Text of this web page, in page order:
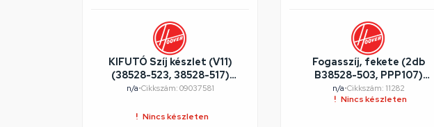
KIFUTÓ Szíj készlet (V11)
(38528-523, 38528-517)
HOOVER pl.:U5080 porszívó
n/a•Cikkszám: 09037581
Nincs készleten
Fogasszíj, fekete (2db
B38528-503, PPP107)
HOOVER pl.:U1036 porszívó /
RENDELÉSRE
n/a•Cikkszám: 11282
Nincs készleten